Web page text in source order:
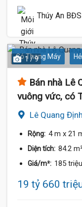
Thúy An BĐS
Có Thang Máy
1 / 9
Bán nhà Lê
vuông vức, có
Lê Quang
Rộng: 4 m x 21
Diện tích: 84.2
Giá/m²: 185
19 tỷ 660